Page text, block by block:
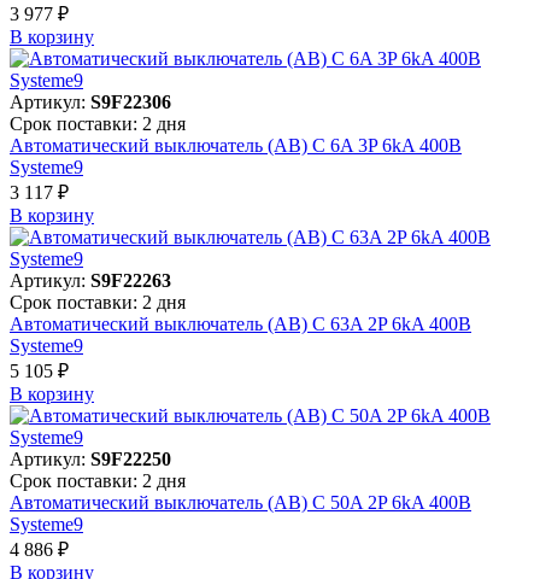
3 977 ₽
В корзинy
Артикул: S9F22306
Срок поставки: 2 дня
Автоматический выключатель (АВ) C 6A 3P 6kA 400В
Systeme9
3 117 ₽
В корзинy
Артикул: S9F22263
Срок поставки: 2 дня
Автоматический выключатель (АВ) C 63A 2P 6kA 400В
Systeme9
5 105 ₽
В корзинy
Артикул: S9F22250
Срок поставки: 2 дня
Автоматический выключатель (АВ) C 50A 2P 6kA 400В
Systeme9
4 886 ₽
В корзинy